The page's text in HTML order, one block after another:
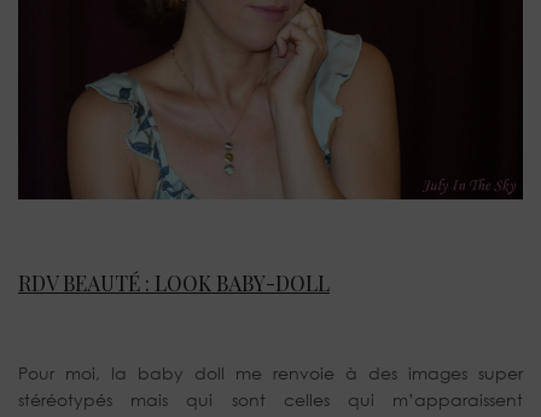
RDV BEAUTÉ : LOOK BABY-DOLL
Pour moi, la baby doll me renvoie à des images super
stéréotypés mais qui sont celles qui m’apparaissent